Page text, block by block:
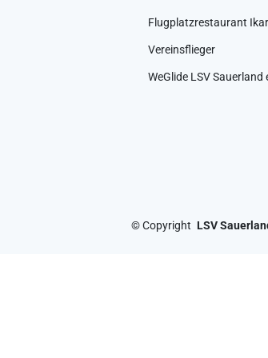
Flugplatzrestaurant
Vereinsflieger
WeGlide LSV Sauerland
©Copyright LSV